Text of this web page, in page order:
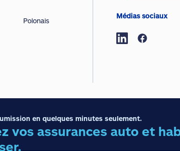
Polonais
Médias sociaux
en quelques minutes seulement.
vos assurances auto et